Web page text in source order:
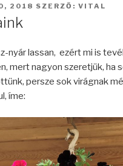
2018 SZERZŐ: VITAL
nyár lassan, ezért mi is
mert nagyon szeretjük, ha
persze sok virágnak
íme: